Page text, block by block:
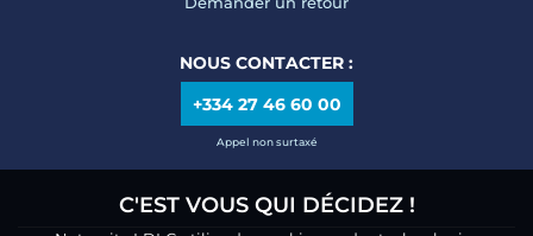
NOUS CONTACTER :
+334 27 46 60 00
Appel non surtaxé
C'EST VOUS QUI DÉCIDEZ !